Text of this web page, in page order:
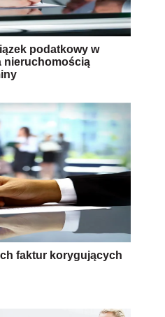
podatkowy w
nieruchomością
faktur korygujących